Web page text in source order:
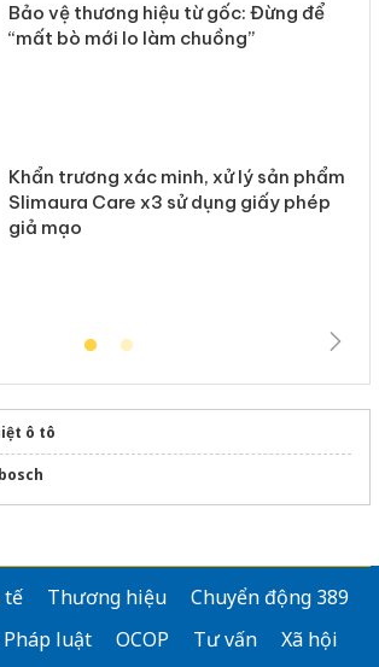
Bảo vệ thương hiệu từ gốc: Đừng để
“mất bò mới lo làm chuồng”
Khẩn trương xác minh, xử lý sản phẩm
Slimaura Care x3 sử dụng giấy phép
giả mạo
ô tô
tế Thương hiệu
Chuyển động 389
luật
OCOP Tư vấn
Xã hội